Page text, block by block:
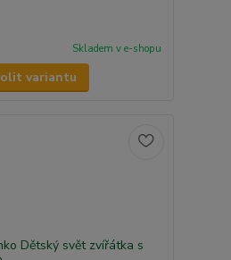
Skladem v e-shopu
variantu